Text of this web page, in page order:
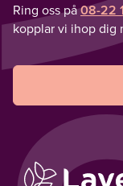
Ring oss på08-22
kopplar vi ihop dig